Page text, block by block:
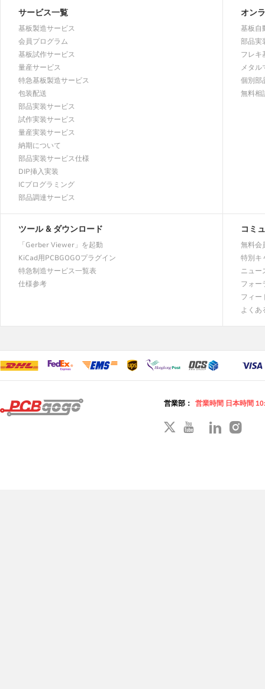
サービス一覧
基板製造サービス
会員プログラム
基板試作サービス
量産サービス
特急基板製造サービス
包装配送
部品実装サービス
試作実装サービス
量産実装サービス
納期について
部品実装サービス仕様
DIP挿入実装
ICプログラミング
部品調達サービス
オン
基板自
部品実
フレキ
メタル
個別部
無料相
ツール & ダウンロード
「Gerber Viewer」を起動
KiCad用PCBGOGOプラグイン
特急制造サービス一覧表
仕様参考
コミ
無料会
特別キ
ニュー
フォー
フィー
よくあ
営業部： 営業時間 日本時間